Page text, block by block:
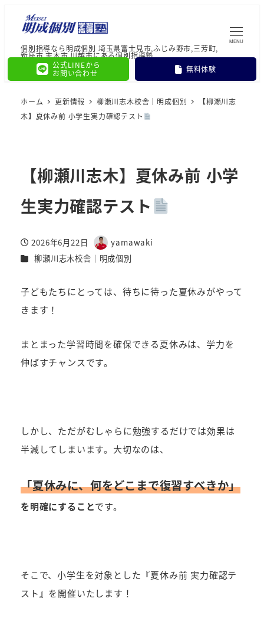
個別指導なら明成個別 埼玉県富士見市,ふじみ野市,三芳町,
新座市,志木市,川越市にある個別指導塾
公式LINEから
お問い合わせ
無料体験
MENU
ホーム 更新情報 柳瀬川志木校舎｜明成個別
【柳瀬川志
木】夏休み前 小学生実力確認テスト
【柳瀬川志木】夏休み前 小学
生実力確認テスト
投稿日
2026年6月22日
著
者
yamawaki
カテゴリー
柳瀬川志木校舎｜明成個別
子どもたちにとっては、待ちに待った夏休みがやって
きます！
まとまった学習時間を確保できる夏休みは、学力を
伸ばすチャンスです。
しかし、ただがむしゃらに勉強するだけでは効果は
半減してしまいます。大切なのは、
「夏休みに、何をどこまで復習すべきか」
を明確にすることです。
そこで、小学生を対象とした『夏休み前 実力確認テ
スト』を開催いたします！